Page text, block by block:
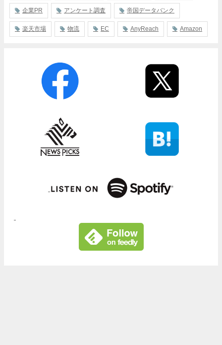
企業PR アンケート調査 帝国データバンク
楽天市場 物流 EC AnyReach Amazon